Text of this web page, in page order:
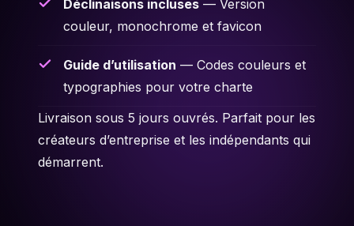
Déclinaisons incluses — Version
couleur, monochrome et favicon
Guide d’utilisation — Codes couleurs et
typographies pour votre charte
Livraison sous 5 jours ouvrés. Parfait pour les
créateurs d’entreprise et les indépendants qui
démarrent.